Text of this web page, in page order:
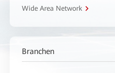
Wide Area Network
Branchen